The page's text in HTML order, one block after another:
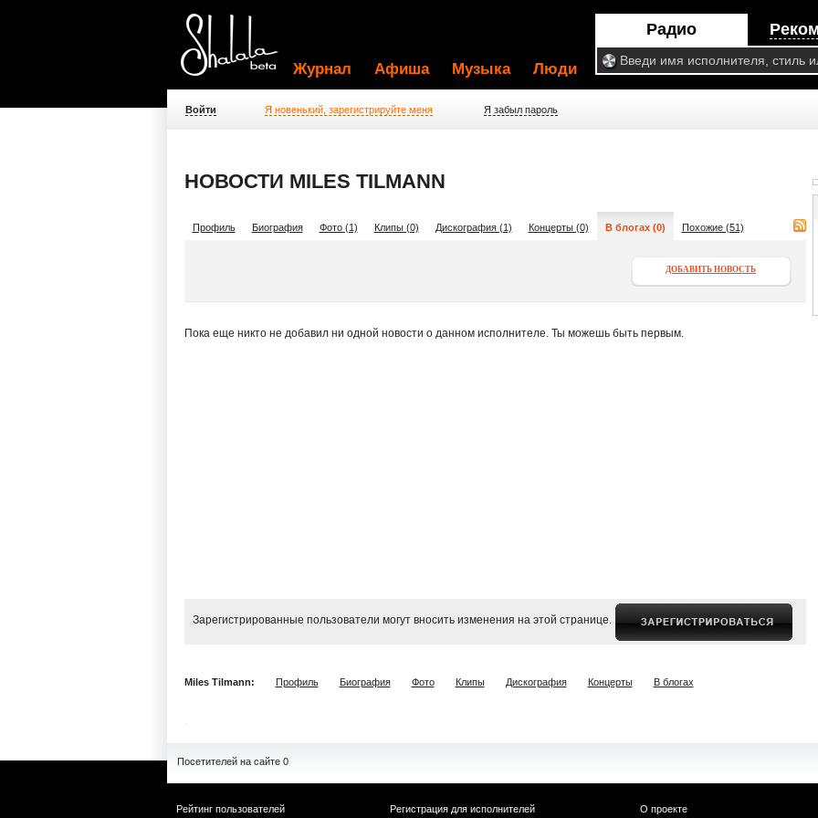
Радио
Журнал Афиша Музыка Люди
Войти Я новенький, зарегистрируйте меня Я забыл пароль
НОВОСТИ MILES TILMANN
Профиль Биография Фото (1) Клипы (0) Дискография (1) Концерты (0) В блогах (0) Похожие (51)
ДОБАВИТЬ НОВОСТЬ
Пока еще никто не добавил ни одной новости о данном исполнителе. Ты можешь быть первым.
Зарегистрированные пользователи могут вносить изменения на этой странице.
Miles Tilmann: Профиль Биография Фото Клипы Дискография Концерты В блогах
Посетителей на сайте 0
Рейтинг пользователей
Регистрация для исполнителей
О проекте